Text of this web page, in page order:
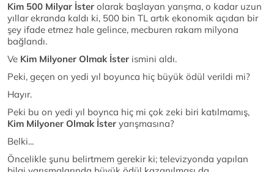
Kim 500 Milyar İster olarak başlayan yarışma, o kadar uzun
yıllar ekranda kaldı ki, 500 bin TL artık ekonomik açıdan bir
şey ifade etmez hale gelince, mecburen rakam milyona
bağlandı.
Ve Kim Milyoner Olmak İster ismini aldı.
Peki, geçen on yedi yıl boyunca hiç büyük ödül verildi mi?
Hayır.
Peki bu on yedi yıl boynca hiç mi çok zeki biri katılmamış,
Kim Milyoner Olmak İster yarışmasına?
Belki...
Öncelikle şunu belirtmem gerekir ki; televizyonda yapılan